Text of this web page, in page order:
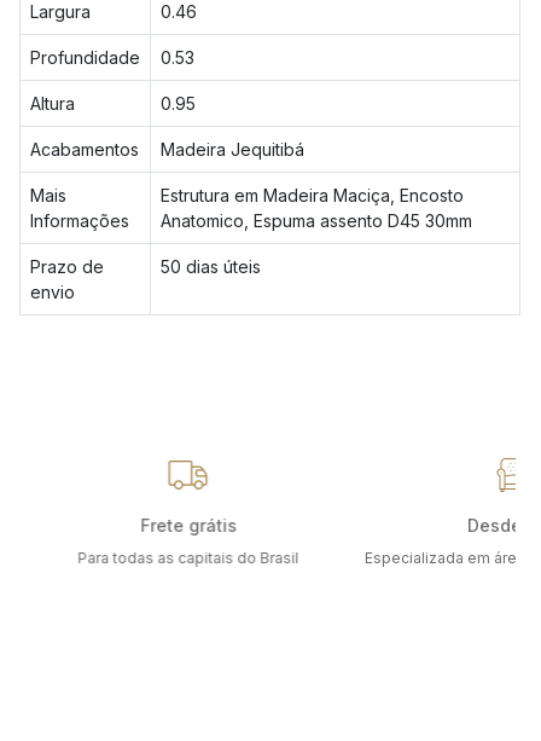
Largura 0.46
Profundidade 0.53
Altura 0.95
Acabamentos Madeira Jequitibá
Mais
Informações
Estrutura em Madeira Maciça, Encosto
Anatomico, Espuma assento D45 30mm
Prazo de
envio
50 dias úteis
Frete grátis
Para todas as capitais do Brasil
Desde
Especializada em área